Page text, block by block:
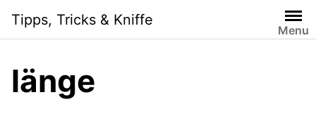
content
Tipps, Tricks & Kniffe
Menu
länge